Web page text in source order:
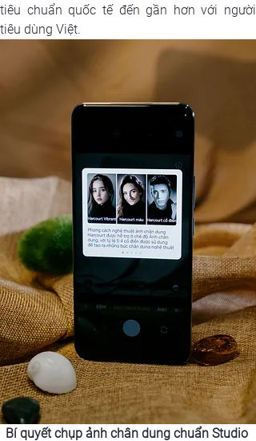
tiêu chuẩn quốc tế đến gần hơn với người
tiêu dùng Việt.
Bí quyết chụp ảnh chân dung chuẩn Studio